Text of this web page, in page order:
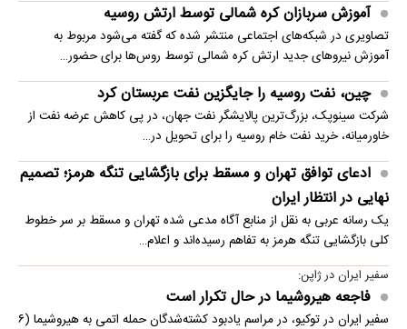
آموزش سربازان کره شمالی توسط ارتش روسیه
تصاویری در شبکه‌های اجتماعی منتشر شده که گفته می‌شود مربوط به
آموزش نیروهای جدید ارتش کره شمالی توسط روس‌ها برای حضور…
چین، نفت روسیه را جایگزین نفت عربستان کرد
شرکت سینوپک، بزرگ‌ترین پالایشگر نفت جهان، در پی کاهش عرضه نفت از
خاورمیانه، خرید نفت خام روسیه را برای تحویل در…
ادعای توافق تهران و مسقط برای بازگشایی تنگه هرمز؛ تصمیم
نهایی در انتظار ایران
یک رسانه عربی به نقل از منابع آگاه مدعی شده تهران و مسقط بر سر خطوط
کلی بازگشایی تنگه هرمز به تفاهم رسیده‌اند و اعلام…
سفیر ایران در ژاپن:
فاجعه هیروشیما در حال تکرار است
سفیر ایران در توکیو، در مراسم یادبود کشته‌شدگان حمله اتمی به هیروشیما (۶